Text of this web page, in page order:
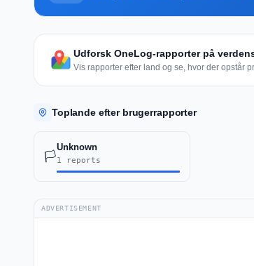
Udforsk OneLog-rapporter på
Vis rapporter efter land og se, hvor der opstår
Toplande efter brugerrapporter
🏳️
Unknown
1 reports
ADVERTISEMENT